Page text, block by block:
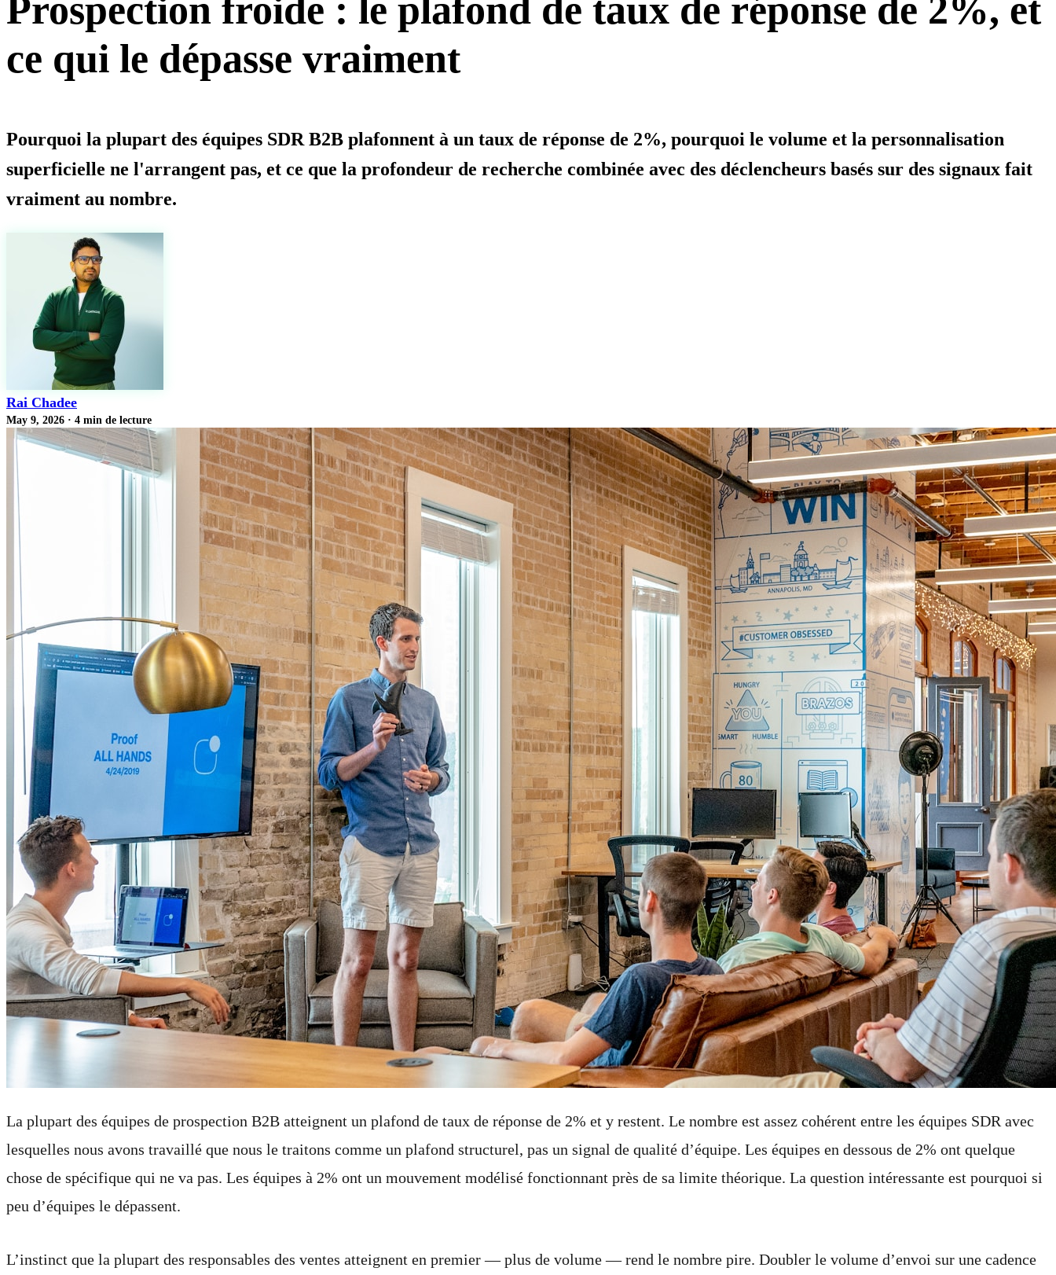
Prospection froide : le plafond de taux de réponse de 2%, et
ce qui le dépasse vraiment
Pourquoi la plupart des équipes SDR B2B plafonnent à un taux de réponse de 2%, pourquoi le volume et la personnalisation
superficielle ne l'arrangent pas, et ce que la profondeur de recherche combinée avec des déclencheurs basés sur des signaux fait
vraiment au nombre.
Rai Chadee
May 9, 2026 · 4 min de lecture
La plupart des équipes de prospection B2B atteignent un plafond de taux de réponse de 2% et y restent. Le nombre est assez cohérent entre les équipes SDR avec
lesquelles nous avons travaillé que nous le traitons comme un plafond structurel, pas un signal de qualité d’équipe. Les équipes en dessous de 2% ont quelque
chose de spécifique qui ne va pas. Les équipes à 2% ont un mouvement modélisé fonctionnant près de sa limite théorique. La question intéressante est pourquoi si
peu d’équipes le dépassent.
L’instinct que la plupart des responsables des ventes atteignent en premier — plus de volume — rend le nombre pire. Doubler le volume d’envoi sur une cadence